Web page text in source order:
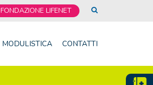
FONDAZIONE LIFENET
MODULISTICA CONTATTI